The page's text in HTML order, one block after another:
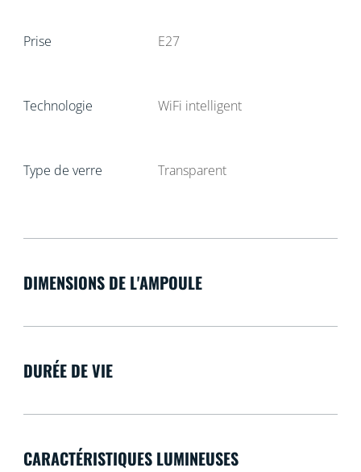
Prise E27
Technologie WiFi intelligent
Type de verre Transparent
DIMENSIONS DE L'AMPOULE
DURÉE DE VIE
CARACTÉRISTIQUES LUMINEUSES